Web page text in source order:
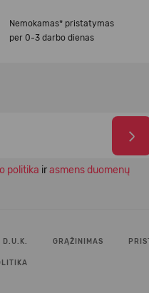
Nemokamas* pristatymas
per 0-3 darbo dienas
politika irasmens duomenų
D.U.K. GRĄŽINIMAS